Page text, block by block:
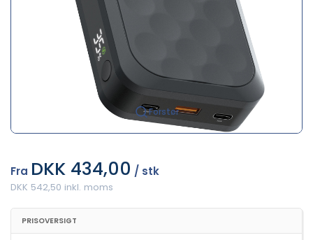
Forstør
Fra DKK 434,00 / stk
DKK 542,50 inkl. moms
PRISOVERSIGT